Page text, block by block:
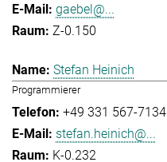
gaebel@...
Z-0.150
Stefan Heinich
Programmierer
+49 331 567-7134
stefan.heinich@...
K-0.232